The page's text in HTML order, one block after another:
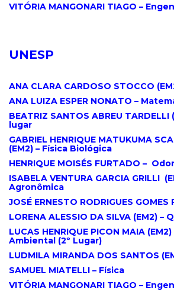
VITÓRIA MANGONARI TIAGO –
UNESP
ANA CLARA CARDOSO STOCCO
ANA LUIZA ESPER NONATO –
BEATRIZ SANTOS ABREU TARDELLI
lugar
GABRIEL HENRIQUE MATUKUMA
(EM2) – Física Biológica
HENRIQUE MOISÉS FURTADO –
ISABELA VENTURA GARCIA GRILLI
Agronômica
JOSÉ ERNESTO RODRIGUES GOMES
LORENA ALESSIO DA SILVA (EM2) –
LUCAS HENRIQUE PICON MAIA
Ambiental (2º Lugar)
LUDMILA MIRANDA DOS SANTOS
SAMUEL MIATELLI – Física
VITÓRIA MANGONARI TIAGO –